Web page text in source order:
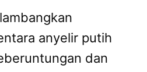
anyelir putih
dan